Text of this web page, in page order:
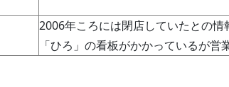
2006年ころには閉店していたとの
「ひろ」の看板がかかっているが営